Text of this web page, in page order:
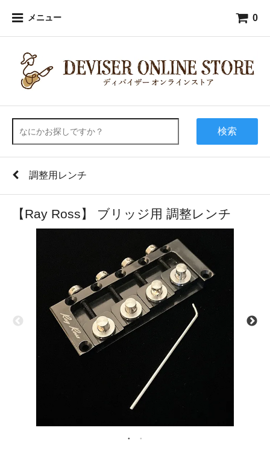
メニュー 0
検索
調整用レンチ
【Ray Ross】 ブリッジ用 調整レンチ